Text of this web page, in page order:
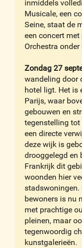
inmiddels
Musicale, een
Seine, staat de
een concert
Orchestra
Zondag 27
wandeling door
hotel ligt. Het is
Parijs, waar
gebouwen en
tegenstelling tot
een directe
deze wijk is
drooggelegd en
Frankrijk dit
woonden hier
stadswoningen.
bewoners is nu
met prachtige
pleinen, maar
tegenwoordig
kunstgalerieën.